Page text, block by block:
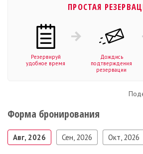
ПРОСТАЯ
Резервируй
удобное время
Дождись
подтверждения
резервации
Форма бронирования
Авг, 2026 Сен, 2026 Окт, 2026